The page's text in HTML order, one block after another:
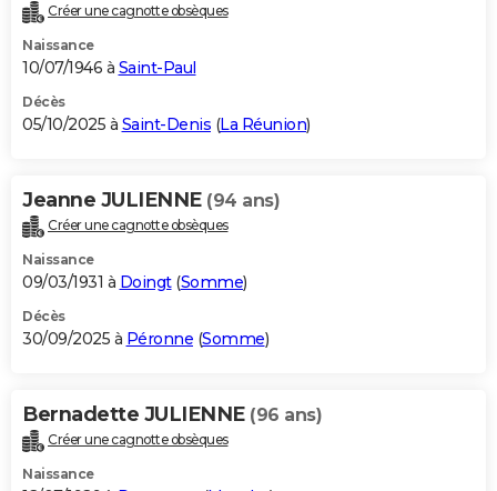
Créer une cagnotte obsèques
Naissance
10/07/1946 à Saint-Paul
Décès
05/10/2025 à Saint-Denis (La Réunion)
Jeanne JULIENNE (94 ans)
Créer une cagnotte obsèques
Naissance
09/03/1931 à Doingt(Somme)
Décès
30/09/2025 à Péronne (Somme)
Bernadette JULIENNE (96 ans)
Créer une cagnotte obsèques
Naissance